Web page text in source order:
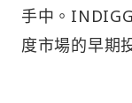
手中。
度市場的早期